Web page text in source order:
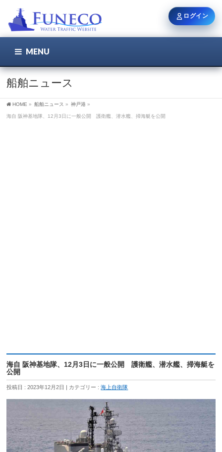
MENU
船舶ニュース
HOME » 船舶ニュース » 神戸港 »
海自 阪神基地隊、12月3日に一般公開 護衛艦、潜水艦、掃海艇を公開
海自 阪神基地隊、12月3日に一般公開 護衛艦、潜水艦、掃海艇を
公開
投稿日 : 2023年12月2日 カテゴリー :海上自衛隊
ログイン
ユーザー名 / メール